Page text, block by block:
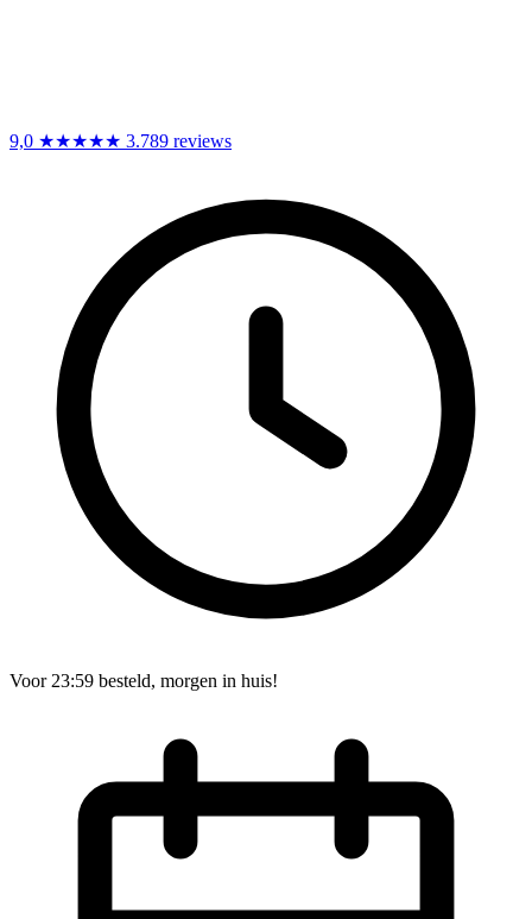
9,0 ★★★★★ 3.789 reviews
Voor 23:59 besteld, morgen in huis!